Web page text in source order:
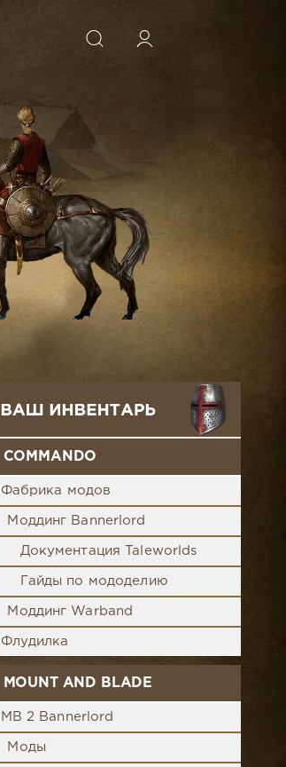
COMMANDO
Фабрика модов
Моддинг Bannerlord
Документация Taleworlds
Гайды по мододелию
Моддинг Warband
Флудилка
MOUNT AND BLADE
MB 2 Bannerlord
Моды